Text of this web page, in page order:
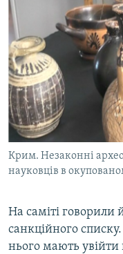
Крим. Незаконні
науковців в
На саміті говорили
санкційного
нього мають увійти